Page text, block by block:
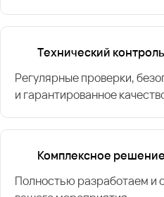
Технический контроль
Регулярные проверки,
и гарантированное
Комплексное
Полностью разработаем и